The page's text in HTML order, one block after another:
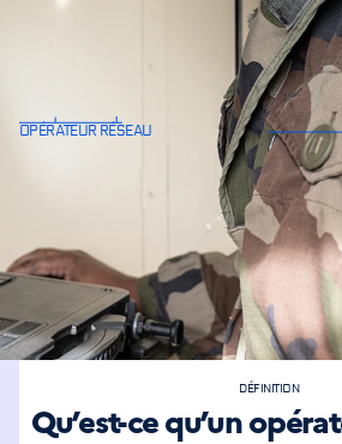
Garant des
il installe, sécurise et
réseaux numériques
opérations
Qu’est-ce qu’un
DÉFINITION